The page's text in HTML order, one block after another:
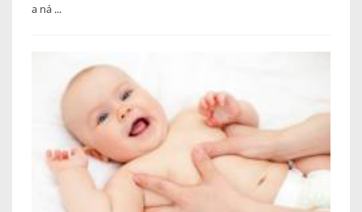
a ná ...